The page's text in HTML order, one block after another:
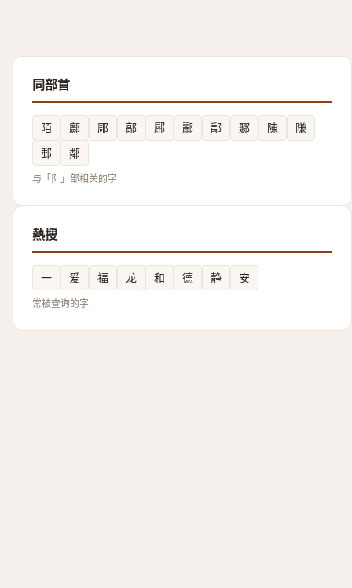
同部首
陌 鄺 郮 鄗 鄏 酈 鄅 鄹 陳
隒
郵
鄰
与「阝」部相关的字
熱搜
一 爱 福 龙 和 德 静 安
常被查询的字